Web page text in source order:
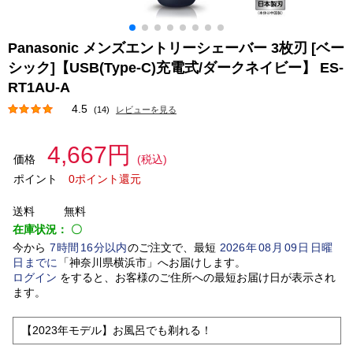
Panasonic メンズエントリーシェーバー 3枚刃 [ベー
シック]【USB(Type-C)充電式/ダークネイビー】 ES-
RT1AU-A
4.5 (14) レビューを見る
価格 4,667円
(税込)
ポイント
0ポイント還元
送料
無料
在庫状況： 〇
今から 7時間 16分以内のご注文で、最短 2026年08 月 09日日曜
日 までに 「神奈川県横浜市」 へお届けします。
ログイン をすると、お客様のご住所への最短お届け日が表示され
ます。
【2023年モデル】お風呂でも剃れる！